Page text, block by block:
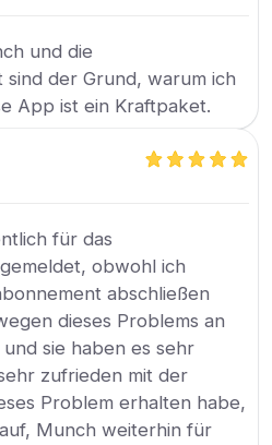
und die
der Grund, warum ich
App ist ein Kraftpaket.
für das
obwohl ich
abschließen
dieses Problems an
sie haben es sehr
zufrieden mit der
Problem erhalten habe,
Munch weiterhin für